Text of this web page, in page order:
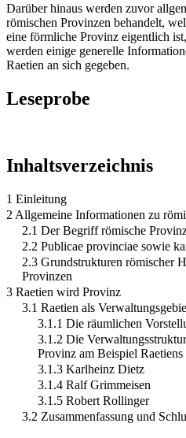
Darüber hinaus werden zuvor
römischen Provinzen behandelt,
eine förmliche Provinz eigentlich
werden einige generelle
Raetien an sich gegeben.
Leseprobe
Inhaltsverzeichnis
1 Einleitung
2 Allgemeine Informationen zu
2.1 Der Begriff römische
2.2 Publicae provinciae sowie
2.3 Grundstrukturen römischer
Provinzen
3 Raetien wird Provinz
3.1 Raetien als
3.1.1 Die räumlichen
3.1.2 Die
Provinz am Beispiel Raetiens
3.1.3 Karlheinz Dietz
3.1.4 Ralf Grimmeisen
3.1.5 Robert Rollinger
3.2 Zusammenfassung und